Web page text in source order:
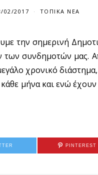
02/2017 ΤΟΠΙΚΆ ΝΈΑ
την σημερινή
συνδημοτών μας.
χρονικό
μήνα και ενώ
PINTEREST